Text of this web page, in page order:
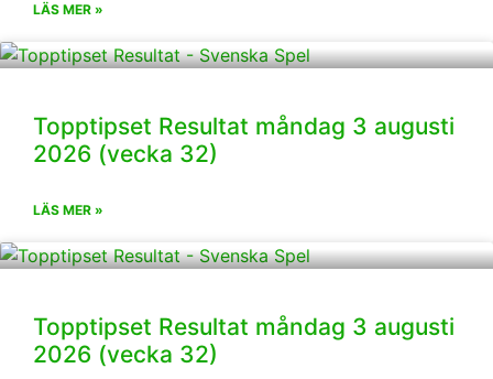
LÄS MER »
Topptipset Resultat måndag 3 augusti
2026 (vecka 32)
LÄS MER »
Topptipset Resultat måndag 3 augusti
2026 (vecka 32)